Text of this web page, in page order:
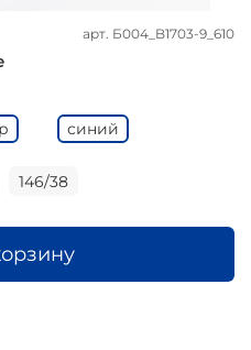
арт. Б004_B1703-9_610
синий
146/38